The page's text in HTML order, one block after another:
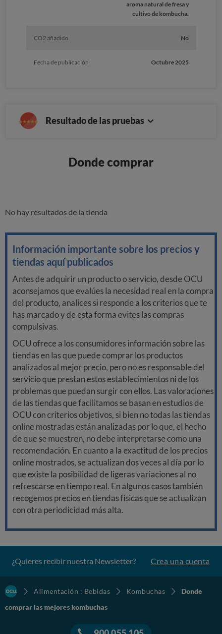
aroma natural de fresa y
cultivo de kombucha.
CO2 añadido No
Fecha de publicación Octubre 2025
Resultado de las pruebas
Donde comprar
No hay resultados de la tienda
Información importante sobre los precios y
tiendas aquí publicados
Antes de adquirir un producto o servicio, desde OCU
aconsejamos que evalúes la necesidad real en la compra
del producto, analices si responde a los criterios que te
has marcado y de esta forma evites las compras
compulsivas.
OCU ofrece a los consumidores información sobre las
tiendas en las que puede comprar los productos
analizados al mejor precio, pero no es responsable del
servicio que prestan estos establecimientos ni de los
problemas que puedan surgir con ellos. Las valoraciones
de las tiendas que facilitamos se basan en estudios de
OCU con criterios objetivos, si bien no todas las tiendas
online mostradas están analizadas por lo que, el hecho
de que se muestren, no debe interpretarse como una
recomendación. En cuanto a la exactitud de los precios
online mostrados, se actualizan dos veces al día por lo
que existe la posibilidad de ligeras variaciones al no
refrescarse en tiempo real. En algunos casos también
recogemos precios en tiendas físicas que se actualizan
con otra periodicidad más alta.
¿Quieres recibir nuestra Newsletter? Crea una cuenta
Alimentación : Bebidas Kombuchas
Donde
comprar las mejores kombuchas